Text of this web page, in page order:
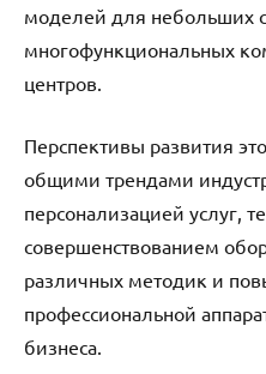
моделей для небольших
многофункциональных
центров.
Перспективы развития
общими трендами
персонализацией услуг,
совершенствованием
различных методик и
профессиональной
бизнеса.